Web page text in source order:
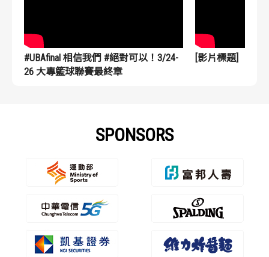
#UBAfinal 相信我們 #絕對可以！3/24-
26 大專籃球聯賽最終章
[影片標題]
SPONSORS